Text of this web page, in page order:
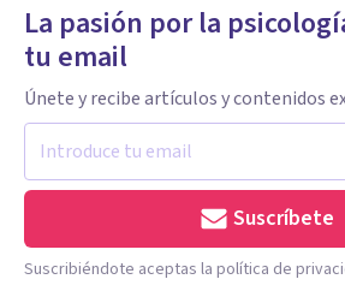
La pasión por la
tu email
Únete y recibe artículos y contenidos
Suscríbete
Suscribiéndote aceptas la política de